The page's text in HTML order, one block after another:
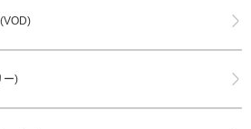
ー)